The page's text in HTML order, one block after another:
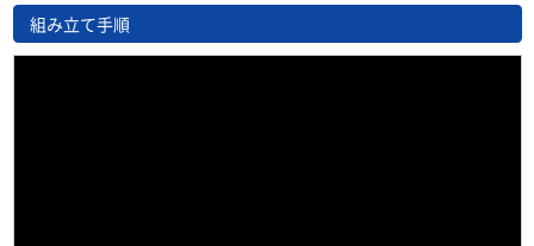
組み立て手順